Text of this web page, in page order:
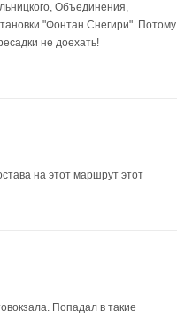
Объединения,
"Фонтан Снегири". Потому
не доехать!
на этот маршрут этот
Попадал в такие